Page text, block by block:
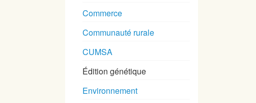
Commerce
Communauté rurale
CUMSA
Édition génétique
Environnement